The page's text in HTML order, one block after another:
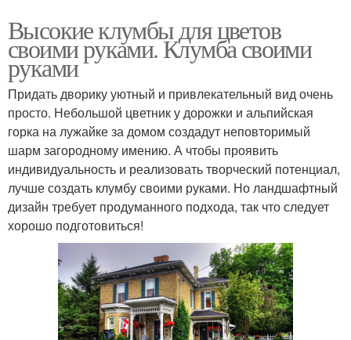
Высокие клумбы для цветов
своими руками. Клумба своими
руками
Придать дворику уютный и привлекательный вид очень
просто. Небольшой цветник у дорожки и альпийская
горка на лужайке за домом создадут неповторимый
шарм загородному имению. А чтобы проявить
индивидуальность и реализовать творческий потенциал,
лучше создать клумбу своими руками. Но ландшафтный
дизайн требует продуманного подхода, так что следует
хорошо подготовиться!